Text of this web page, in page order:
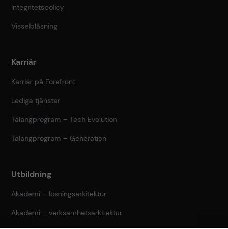
Integritetspolicy
Visselblåsning
Karriär
Karriär på Forefront
Lediga tjänster
Talangprogram – Tech Evolution
Talangprogram – Generation
Utbildning
Akademi – lösningsarkitektur
Akademi – verksamhetsarkitektur